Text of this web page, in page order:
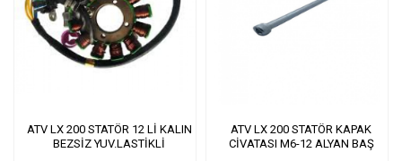
ATV LX 200 STATÖR 12 Lİ KALIN
BEZSİZ YUV.LASTİKLİ
ATV LX 200 STATÖR KAPAK
CİVATASI M6-12 ALYAN BAŞ